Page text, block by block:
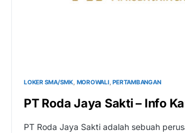
LOKER SMA/SMK MOROWALI PERTAMBANGAN
PT Roda Jaya Sakti – Info
PT Roda Jaya Sakti adalah sebuah